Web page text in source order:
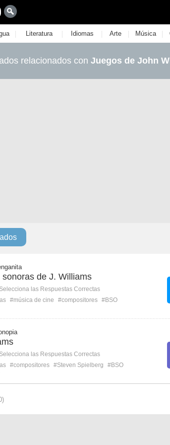
| Literatura | Idiomas | Arte | Música |
relacionados con Juegos de John
sonoras de J. Williams
Selecciona las Respuestas Correctas
#música de cine #compositores #BSO
Selecciona las Respuestas Correctas
#compositores #Steven Spielberg
#BSO